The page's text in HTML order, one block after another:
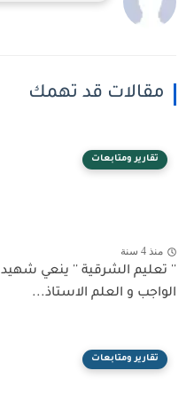
مقالات قد تهمك
تقارير ومتابعات
منذ 4 سنة
'' تعليم الشرقية '' ينعي شهيد
الواجب و العلم الاستاذ...
تقارير ومتابعات